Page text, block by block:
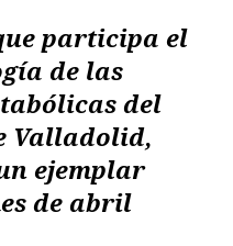
participa el
de las
del
Valladolid,
ejemplar
de abril